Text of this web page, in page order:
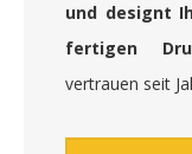
und designt
fertigen
vertrauen seit